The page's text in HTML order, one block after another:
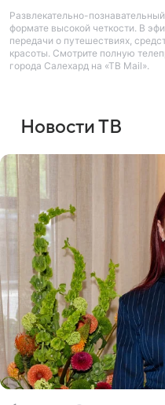
Развлекательно-
формате высокой четкости. В
передачи о путешествиях,
красоты. Смотрите полную
города Салехард на «ТВ Mail».
Новости ТВ